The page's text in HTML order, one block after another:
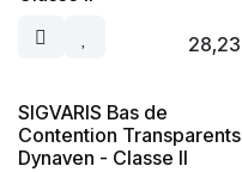
28,23
SIGVARIS Bas de
Contention Transparents
Dynaven - Classe II